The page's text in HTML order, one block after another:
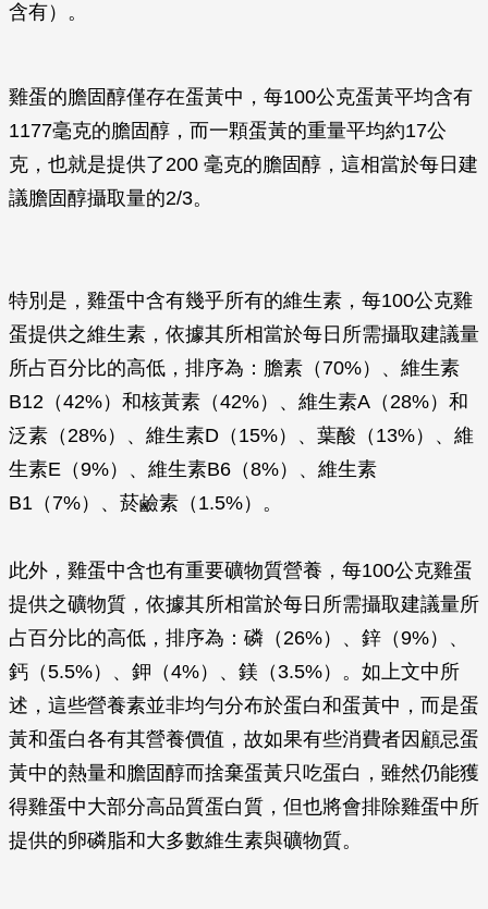
含有）。
雞蛋的膽固醇僅存在蛋黃中，每100公克蛋黃平均含有
1177毫克的膽固醇，而一顆蛋黃的重量平均約17公
克，也就是提供了200 毫克的膽固醇，這相當於每日建
議膽固醇攝取量的2/3。
特別是，雞蛋中含有幾乎所有的維生素，每100公克雞
蛋提供之維生素，依據其所相當於每日所需攝取建議量
所占百分比的高低，排序為：膽素（70%）、維生素
B12（42%）和核黃素（42%）、維生素A（28%）和
泛素（28%）、維生素D（15%）、葉酸（13%）、維
生素E（9%）、維生素B6（8%）、維生素
B1（7%）、菸鹼素（1.5%）。
此外，雞蛋中含也有重要礦物質營養，每100公克雞蛋
提供之礦物質，依據其所相當於每日所需攝取建議量所
占百分比的高低，排序為：磷（26%）、鋅（9%）、
鈣（5.5%）、鉀（4%）、鎂（3.5%）。如上文中所
述，這些營養素並非均勻分布於蛋白和蛋黃中，而是蛋
黃和蛋白各有其營養價值，故如果有些消費者因顧忌蛋
黃中的熱量和膽固醇而捨棄蛋黃只吃蛋白，雖然仍能獲
得雞蛋中大部分高品質蛋白質，但也將會排除雞蛋中所
提供的卵磷脂和大多數維生素與礦物質。